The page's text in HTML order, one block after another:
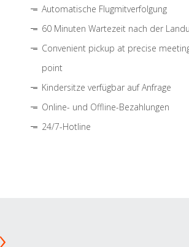
Automatische Flugmitverfolgung
60 Minuten Wartezeit nach der
Convenient pickup at precise
point
Kindersitze verfügbar auf Anfrage
Online- und Offline-Bezahlungen
24/7-Hotline